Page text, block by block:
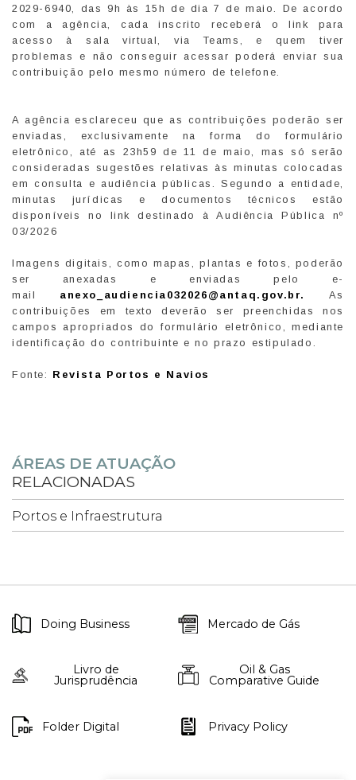
2029-6940, das 9h às 15h de dia 7 de maio. De acordo
com a agência, cada inscrito receberá o link para
acesso à sala virtual, via Teams, e quem tiver
problemas e não conseguir acessar poderá enviar sua
contribuição pelo mesmo número de telefone.
A agência esclareceu que as contribuições poderão ser
enviadas, exclusivamente na forma do formulário
eletrônico, até as 23h59 de 11 de maio, mas só serão
consideradas sugestões relativas às minutas colocadas
em consulta e audiência públicas. Segundo a entidade,
minutas jurídicas e documentos técnicos estão
disponíveis no link destinado à Audiência Pública nº
03/2026
Imagens digitais, como mapas, plantas e fotos, poderão
ser anexadas e enviadas pelo e-
mail anexo_audiencia032026@antaq.gov.br.
As
contribuições em texto deverão ser preenchidas nos
campos apropriados do formulário eletrônico, mediante
identificação do contribuinte e no prazo estipulado.
Fonte: Revista Portos e Navios
ÁREAS DE ATUAÇÃO
RELACIONADAS
Portos e Infraestrutura
Doing Business Mercado de Gás
Livro de
Jurisprudência
Oil & Gas
Comparative Guide
Folder Digital Privacy Policy